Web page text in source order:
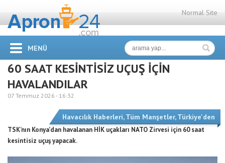
Normal Site
MENÜ
60 SAAT KESİNTİSİZ UÇUŞ İÇİN
HAVALANDILAR
07 Temmuz 2026 - 16:32
Havacılık Haberleri,Tüm Manşetler,Türkiye'den
TSK’nın Konya’dan havalanan HİK uçakları NATO Zirvesi için 60 saat
kesintisiz uçuş yapacak.